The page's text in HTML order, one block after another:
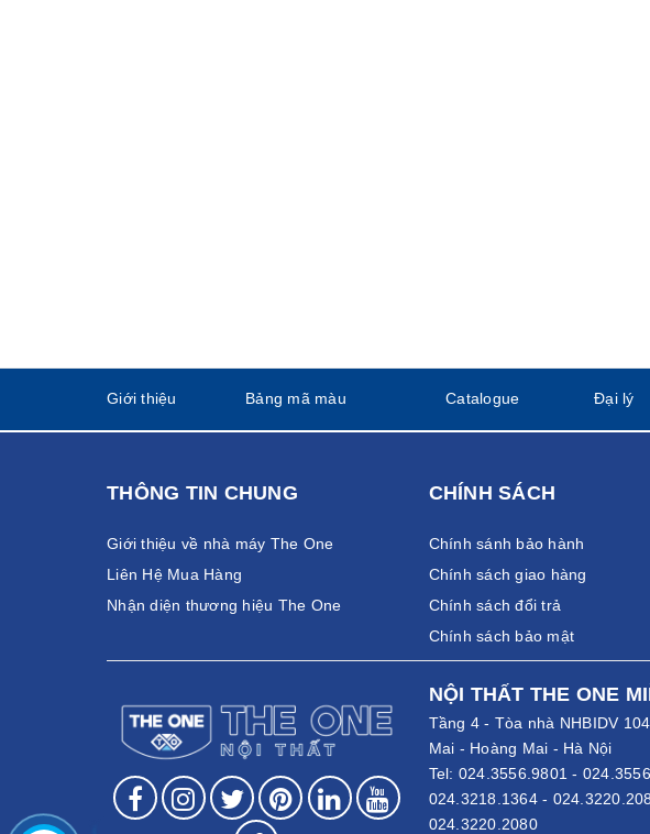
Giới thiệu Bảng mã màu Catalogue Đại lý
THÔNG TIN CHUNG
Giới thiệu về nhà máy The One
Liên Hệ Mua Hàng
Nhận diện thương hiệu The One
CHÍNH SÁCH
Chính sánh bảo hành
Chính sách giao hàng
Chính sách đổi trả
Chính sách bảo mật
NỘI THẤT THE ONE
Tầng 4 - Tòa nhà NHBIDV
Mai - Hoàng Mai - Hà Nội
Tel: 024.3556.9801 -
024.3218.1364-
024.3220.2080